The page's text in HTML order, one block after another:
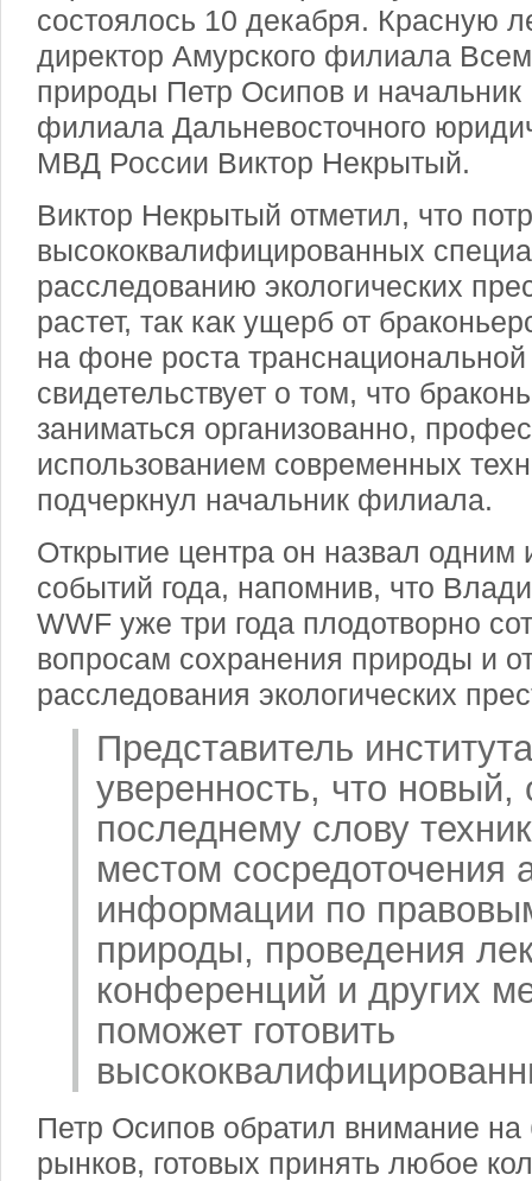
состоялось 10 декабря. Красную
директор Амурского филиала
природы Петр Осипов и начальник
филиала Дальневосточного
МВД России Виктор Некрытый.
Виктор Некрытый отметил, что
высококвалифицированных
расследованию экологических
растет, так как ущерб от
на фоне роста
свидетельствует о том, что
заниматься организованно,
использованием современных
подчеркнул начальник филиала.
Открытие центра он назвал одним
событий года, напомнив, что
WWF уже три года плодотворно
вопросам сохранения природы и
расследования экологических
Представитель
уверенность, что
последнему слову
местом сосредоточения
информации по
природы, проведения
конференций и других
поможет готовить
Петр Осипов обратил внимание на
рынков, готовых принять любое